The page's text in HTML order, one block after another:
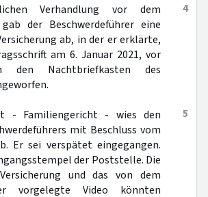
4
Verhandlung vor dem
der Beschwerdeführer eine
ab, in der er erklärte,
am 6. Januar 2021, vor
den Nachtbriefkasten des
5
- Familiengericht - wies den
mit Beschluss vom
Er sei verspätet eingegangen.
der Poststelle. Die
und das von dem
vorgelegte Video könnten